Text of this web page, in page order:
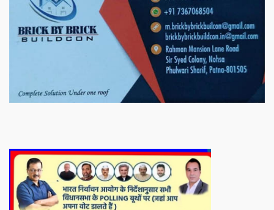
बिरादराने मिलात – अतिना वेलफ़ेयर फाउंडेशन, बेरोजगार महिलाओं के लिए बेहतर
स्वयं रोजगार के एक बेहतर अवसर प्रदान करने जा रहा है जिसके लिये महिलाओं
को प्रशिक्षित कर उन्हें स्वयं रोजगार सम्मुख बनाया जा सके। ताकि उन्हें अपनी
आजीविका के लिए अपना घर छोड़ना न पड़े। निवेदक – अतिना वेलफेयर
फाउंडेशन – बिहारशरीफ रहबर यूनिट।